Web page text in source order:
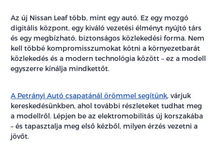
Az új Nissan Leaf több, mint egy autó. Ez egy mozgó
digitális központ, egy kiváló vezetési élményt nyújtó társ
és egy megbízható, biztonságos közlekedési forma. Nem
kell többé kompromisszumokat kötni a környezetbarát
közlekedés és a modern technológia között – ez a modell
egyszerre kínálja mindkettőt.
A Petrányi Autó csapatánál örömmel segítünk, várjuk
kereskedésünkben, ahol további részleteket tudhat meg
a modellről. Lépjen be az elektromobilitás új korszakába
– és tapasztalja meg első kézből, milyen érzés vezetni a
jövőt.